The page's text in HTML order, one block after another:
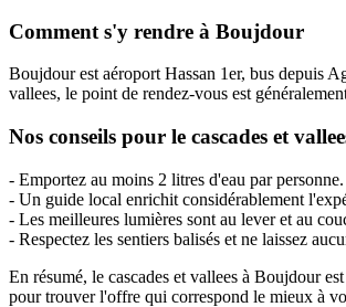
Comment s'y rendre à Boujdour
Boujdour est aéroport Hassan 1er, bus depuis
vallees, le point de rendez-vous est
Nos conseils pour le cascades et
- Emportez au moins 2 litres d'eau par personne.
- Un guide local enrichit considérablement
- Les meilleures lumières sont au lever et au
- Respectez les sentiers balisés et ne laissez
En résumé, le cascades et vallees à Boujdour
pour trouver l'offre qui correspond le mieux à